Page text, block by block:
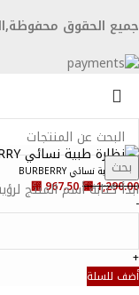
جميع الحقوق
بحث
ابدأ كتابة أسم المنتج
نظارة طبية نسائي BURBERRY
⃁1,290.00
⃁967.50
-
+
أضف للسلة